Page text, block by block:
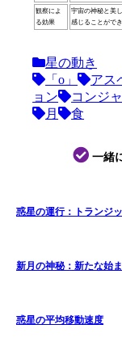
観察によ
る効果
宇宙の神秘と美
感じることがで
星の動き
「o」
アス
ョン
コンジ
月
食
一緒
惑星の運行：トランジ
新月の神秘：新たな始
惑星の平均移動速度